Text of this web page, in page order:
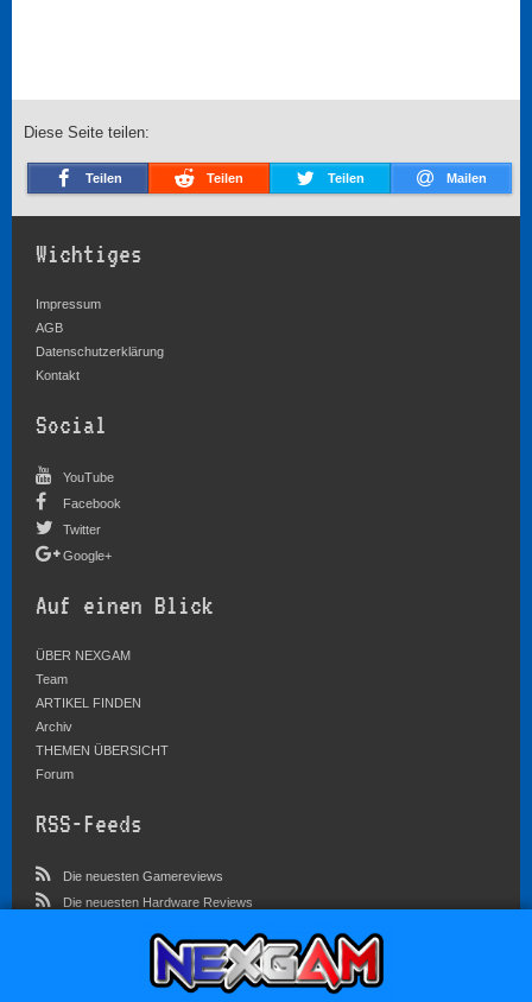
Diese Seite teilen:
Teilen Teilen Teilen Mailen
Wichtiges
Impressum
AGB
Datenschutzerklärung
Kontakt
Social
YouTube
Facebook
Twitter
Google+
Auf einen Blick
ÜBER NEXGAM
Team
ARTIKEL FINDEN
Archiv
THEMEN ÜBERSICHT
Forum
RSS-Feeds
Die neuesten Gamereviews
Die neuesten Hardware Reviews